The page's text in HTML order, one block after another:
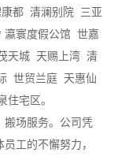
都 清澜别院 三亚
瀛寰度假公馆 世嘉
天城 天赐上湾 清
世贸兰庭 天惠仙
宅区。
场服务。公司凭
工的不懈努力，